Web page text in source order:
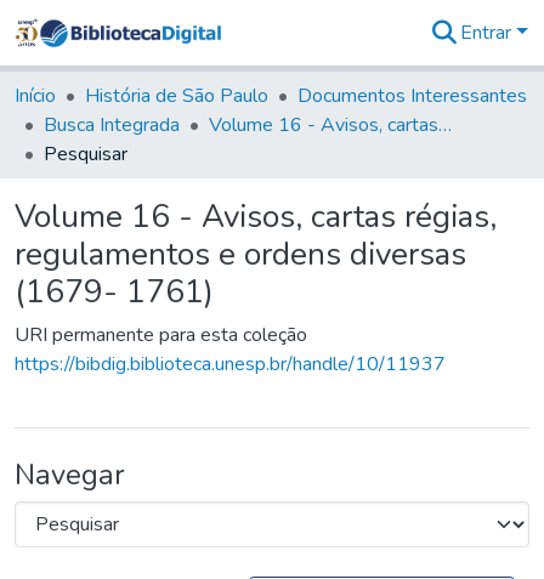
&
Coleções
Tudo na
Estatísticas
Entrar
Início História de São Paulo
Documentos Interessantes
Busca Integrada
Volume 16 - Avisos, cartas régias, regulamentos e ordens diversas (1679- 1761)
Pesquisar
Volume 16 - Avisos, cartas régias,
regulamentos e ordens diversas
(1679- 1761)
URI permanente para esta coleção
https://bibdig.biblioteca.unesp.br/handle/10/11937
Navegar